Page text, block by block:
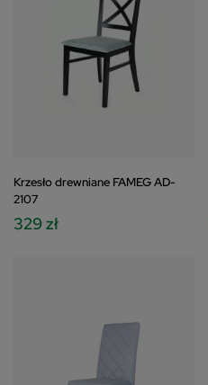
Krzesło drewniane FAMEG AD-
2107
329 zł